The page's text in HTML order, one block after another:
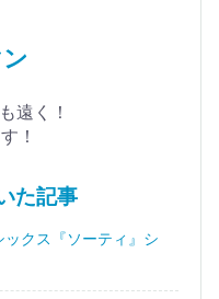
遠く！
！
た記事
クス『ソーティ』シ